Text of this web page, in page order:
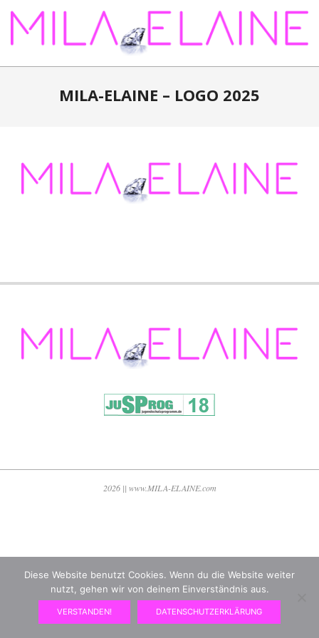
Skip
content
MILA-
ELAINE
MILA-ELAINE – LOGO 2025
05-
2026 || www.MILA-ELAINE.com
Diese Website benutzt Cookies. Wenn du die Website weiter
nutzt, gehen wir von deinem Einverständnis aus.
VERSTANDEN! DATENSCHUTZERKLÄRUNG